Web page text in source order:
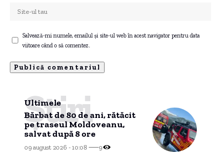
Salvează-mi numele, emailul și site-ul web în acest navigator pentru data
viitoare când o să comentez.
Ultimele
Știri
Bărbat de 80 de ani, rătăcit
pe traseul Moldoveanu,
salvat după 8 ore
09 august 2026 - 10:08 9